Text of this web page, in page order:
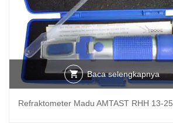
Baca selengkapnya
Refraktometer Madu AMTAST RHH 13-25